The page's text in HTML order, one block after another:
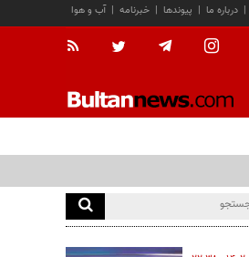
آب و هوا | خبرنامه | پیوندها | درباره ما |